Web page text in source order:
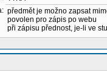
předmět je možno zapsat
povolen pro zápis po webu
při zápisu přednost, je-li ve